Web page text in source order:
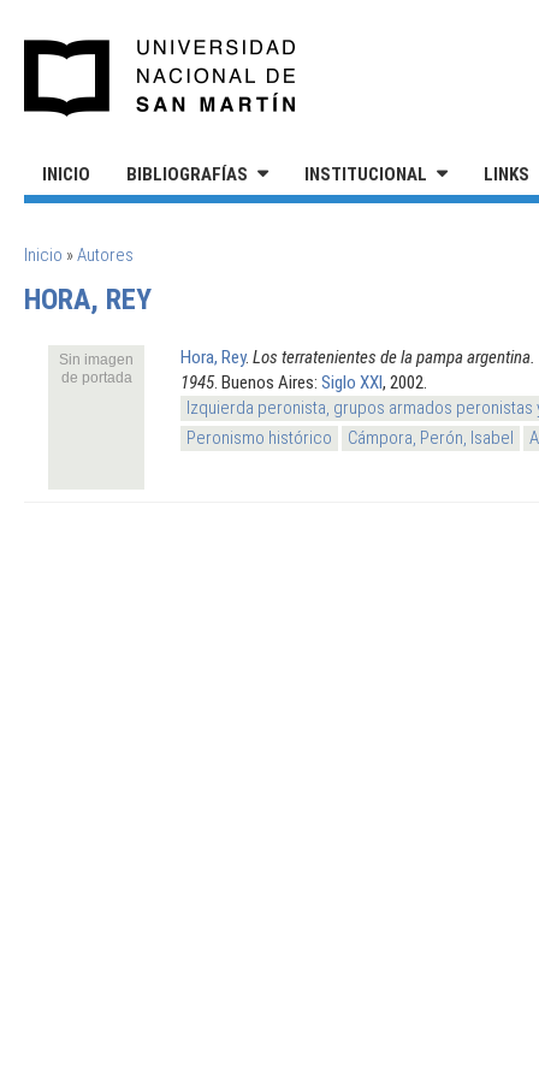
INICIO BIBLIOGRAFÍAS INSTITUCIONAL LINKS
SE ENCUENTRA USTED AQUÍ
Inicio »Autores
HORA, REY
Sin imagen
de portada
Hora, Rey. Los terratenientes de la pampa
1945. Buenos Aires: Siglo XXI, 2002.
Izquierda peronista, grupos armados
Peronismo histórico
Cámpora, Perón, Isabel